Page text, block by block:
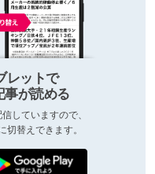
レットで
事が読める
していますので、
替えできます。